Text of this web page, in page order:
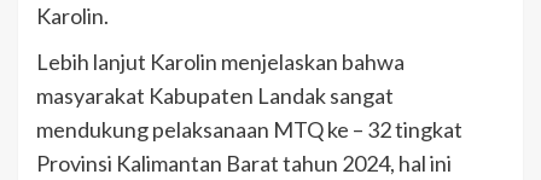
Karolin.
Lebih lanjut Karolin menjelaskan bahwa
masyarakat Kabupaten Landak sangat
mendukung pelaksanaan MTQ ke – 32 tingkat
Provinsi Kalimantan Barat tahun 2024, hal ini